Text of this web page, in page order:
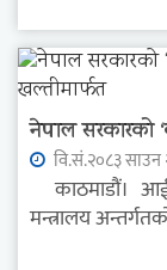
नेपाल सरकारको
वि.सं.२०८३ साउन
काठमाडौं।
मन्त्रालय